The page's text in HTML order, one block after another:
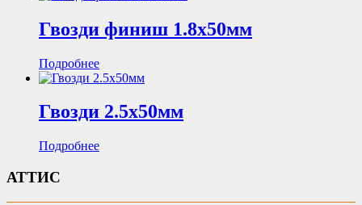
Гвозди финиш 1.8х50мм
Подробнее
Гвозди 2.5х50мм
Подробнее
АТТИС